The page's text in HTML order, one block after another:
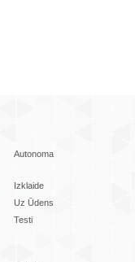
Autonoma
Izklaide
Uz Ūdens
Testi